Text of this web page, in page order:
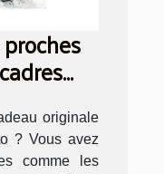
originale
? Vous avez
comme les